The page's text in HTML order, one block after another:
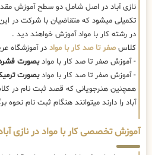
نازی آباد در اصل شامل دو سطح آموزش
در رشته کار با مواد آموزش خواهند دید .
کلاسصفر تا صد کار با مواد در آموزشگاه
- آموزش صفر تا صد کار با موادبصورت
- آموزش صفر تا صد کار با موادبصورت
همچنین هنرجویانی که قصد ثبت نام در
آباد را دارند میتوانند هنگام ثبت نام نحوه
آموزش تخصصی کار با مواد در نازی